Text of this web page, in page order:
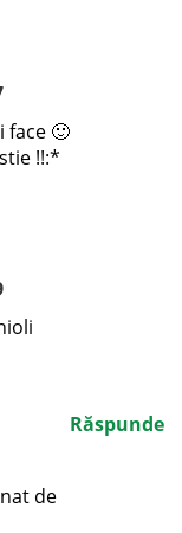
face 🙂
!!:*
de
Răspunde